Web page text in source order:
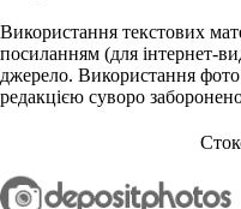
Використання текстових
посиланням (для інтернет-
джерело. Використання
редакцією суворо